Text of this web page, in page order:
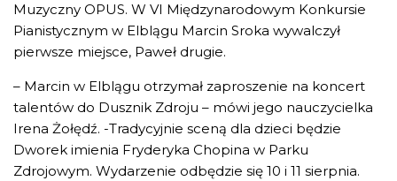
Muzyczny OPUS. W VI Międzynarodowym Konkursie
Pianistycznym w Elblągu Marcin Sroka wywalczył
pierwsze miejsce, Paweł drugie.
– Marcin w Elblągu otrzymał zaproszenie na koncert
talentów do Dusznik Zdroju – mówi jego nauczycielka
Irena Żołędź. -Tradycyjnie sceną dla dzieci będzie
Dworek imienia Fryderyka Chopina w Parku
Zdrojowym. Wydarzenie odbędzie się 10 i 11 sierpnia.